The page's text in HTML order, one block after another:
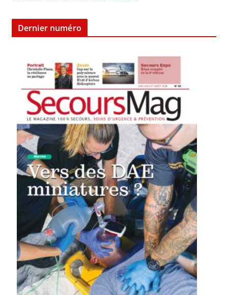
Dernier numéro